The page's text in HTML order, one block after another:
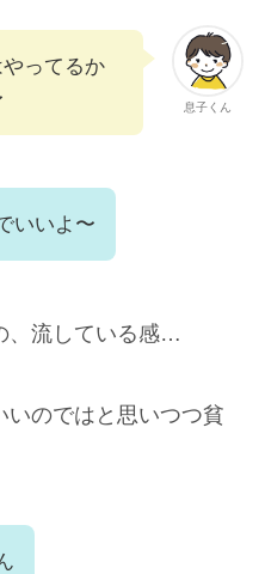
息子くん
やってるか
いいよ〜
、流している感…
いのではと思いつつ貧